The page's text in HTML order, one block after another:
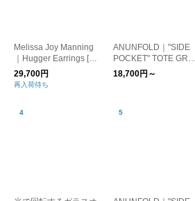
Melissa Joy Manning
｜Hugger Earrings [
ピアス ]
29,700円
再入荷待ち
ANUNFOLD｜"SIDE
POCKET" TOTE GRA
Y [ トートバッグ ]
18,700円～